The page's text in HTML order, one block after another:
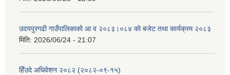
उदयपुरगढी गाउँपालिकाको आ व २०८३।०८४ को बजेट तथा कार्यक्रम २०८३
मिति: 2026/06/24 - 21:07
हिँउदे अधिवेशन २०८२ (२०८२-०९-१५)